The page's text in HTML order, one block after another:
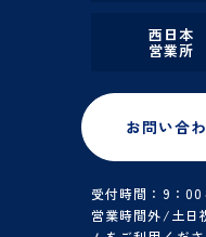
西日本
営業所
お問い合
受付時間：9：00
営業時間外/土日